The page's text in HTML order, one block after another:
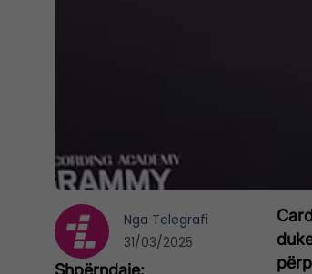
Nga Telegrafi
31/03/2025